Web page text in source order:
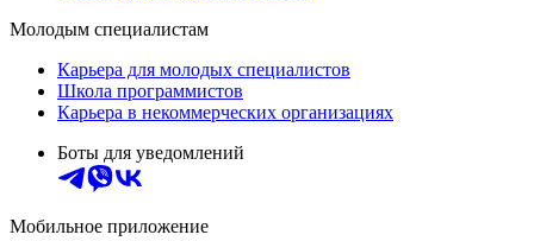
Молодым специалистам
Карьера для молодых специалистов
Школа программистов
Карьера в некоммерческих организациях
Боты для уведомлений
Мобильное приложение